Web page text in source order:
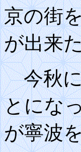
京の街
が出来
今秋に
とにな
が寧波